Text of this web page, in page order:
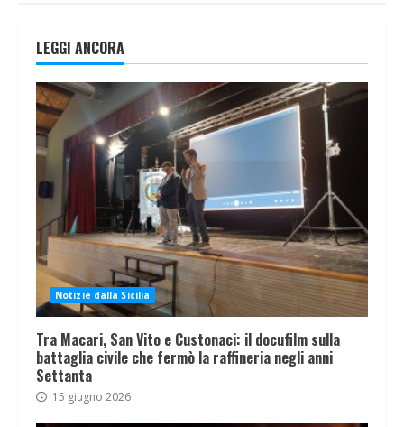
LEGGI ANCORA
Notizie dalla Sicilia
Tra Macari, San Vito e Custonaci: il docufilm sulla
battaglia civile che fermò la raffineria negli anni
Settanta
15 giugno 2026